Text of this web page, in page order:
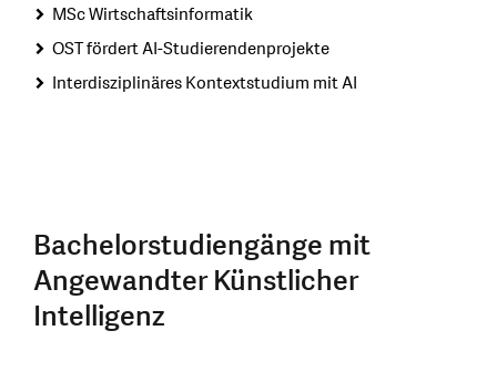
MSc Wirtschaftsinformatik
OST fördert AI-Studierendenprojekte
Interdisziplinäres Kontextstudium mit AI
Bachelorstudiengänge mit
Angewandter Künstlicher
Intelligenz